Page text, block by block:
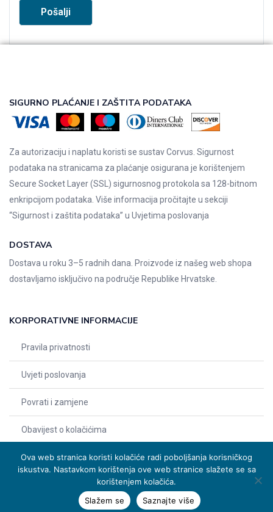
SIGURNO PLAĆANJE I ZAŠTITA PODATAKA
Za autorizaciju i naplatu koristi se sustav Corvus. Sigurnost
podataka na stranicama za plaćanje osigurana je korištenjem
Secure Socket Layer (SSL) sigurnosnog protokola sa 128-bitnom
enkripcijom podataka. Više informacija pročitajte u sekciji
“Sigurnost i zaštita podataka” u Uvjetima poslovanja
DOSTAVA
Dostava u roku 3–5 radnih dana. Proizvode iz našeg web shopa
dostavljamo isključivo na područje Republike Hrvatske.
KORPORATIVNE INFORMACIJE
Pravila privatnosti
Uvjeti poslovanja
Povrati i zamjene
Obavijest o kolačićima
© 2026 Indentals. Sva prava pridržana – Design by
Ova web stranica koristi kolačiće radi poboljšanja korisničkog
iskustva. Nastavkom korištenja ove web stranice slažete se sa
korištenjem kolačića.
Slažem se
Saznajte više